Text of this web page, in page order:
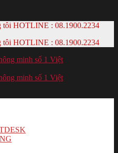
tôi HOTLINE : 08.1900.2234
tôi HOTLINE : 08.1900.2234